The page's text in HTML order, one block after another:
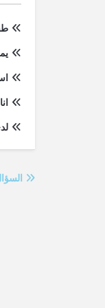
طفلي
انا
لدي